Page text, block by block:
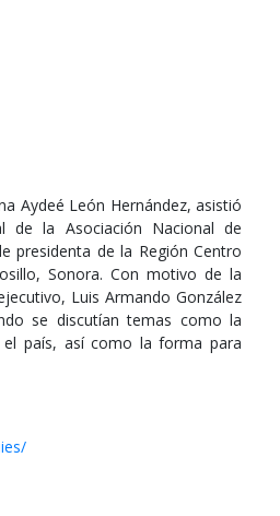
Aydeé León Hernández, asistió
de la Asociación Nacional de
presidenta de la Región Centro
Sonora. Con motivo de la
Luis Armando González
se discutían temas como la
el país, así como la forma para